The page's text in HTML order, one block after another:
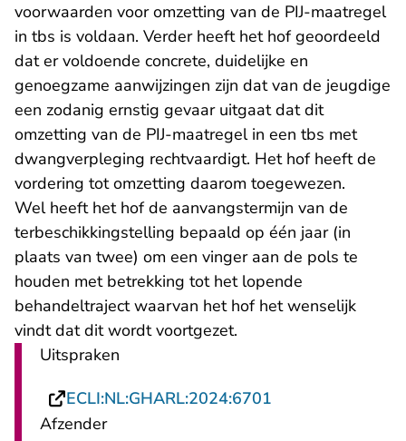
voorwaarden voor omzetting van de PIJ-maatregel
in tbs is voldaan. Verder heeft het hof geoordeeld
dat er voldoende concrete, duidelijke en
genoegzame aanwijzingen zijn dat van de jeugdige
een zodanig ernstig gevaar uitgaat dat dit
omzetting van de PIJ-maatregel in een tbs met
dwangverpleging rechtvaardigt. Het hof heeft de
vordering tot omzetting daarom toegewezen.
Wel heeft het hof de aanvangstermijn van de
terbeschikkingstelling bepaald op één jaar (in
plaats van twee) om een vinger aan de pols te
houden met betrekking tot het lopende
behandeltraject waarvan het hof het wenselijk
vindt dat dit wordt voortgezet.
Uitspraken
ECLI:NL:GHARL:2024:6701
Afzender